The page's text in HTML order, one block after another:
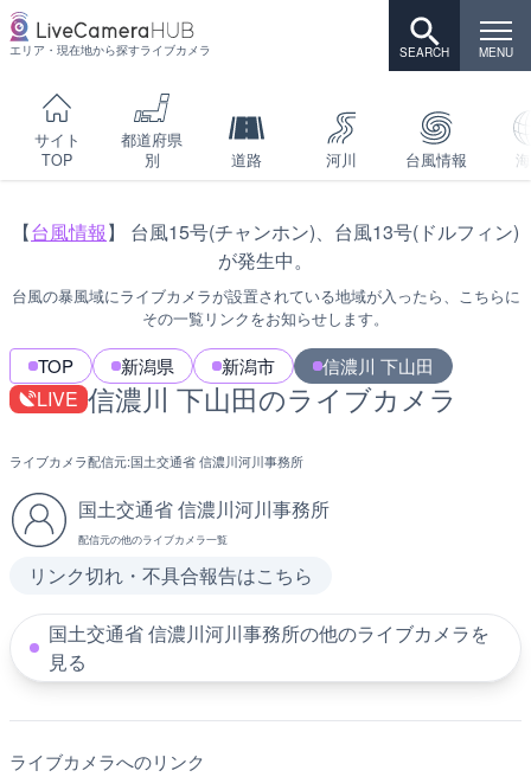
エリア・現在地から探すライブカメラ
サイト
TOP
都道府県
別
道路 河川 台風情報
【台風情報】 台風15号(チャンホン)、台風13号(ドルフィン)
が発生中。
台風の暴風域にライブカメラが設置されている地域が入ったら、こちらに
その一覧リンクをお知らせします。
TOP 新潟県 新潟市 信濃川 下山田
LIVE 信濃川 下山田のライブカメラ
ライブカメラ配信元:国土交通省 信濃川河川事務所
国土交通省 信濃川河川事務所
配信元の他のライブカメラ一覧
リンク切れ・不具合報告はこちら
国土交通省 信濃川河川事務所の他のライブカメラを
見る
ライブカメラへのリンク